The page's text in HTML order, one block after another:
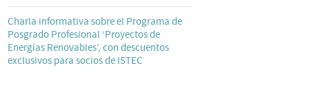
Charla informativa sobre el Programa de
Posgrado Profesional ‘Proyectos de
Energías Renovables’, con descuentos
exclusivos para socios de ISTEC